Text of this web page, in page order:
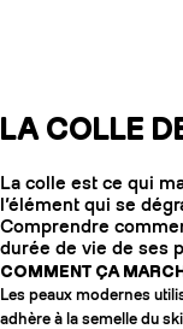
LA COLLE
La colle est ce qui
l’élément qui se
Comprendre
durée de vie de ses
COMMENT ÇA
Les peaux modernes
adhère à la semelle du